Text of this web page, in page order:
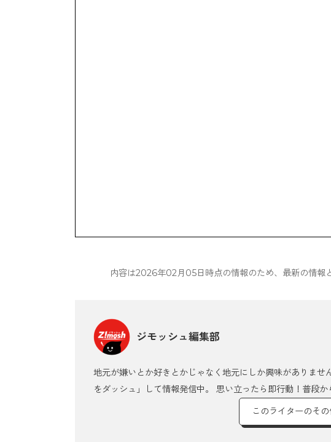
内容は2026年02月05日時点の情報のため、最新の情報
ジモッシュ編集部
地元が嫌いとか好きとかじゃなく地元にしか興味がありま
をダッシュ」して情報発信中。 思い立ったら即行動！普段か
このライターのそ